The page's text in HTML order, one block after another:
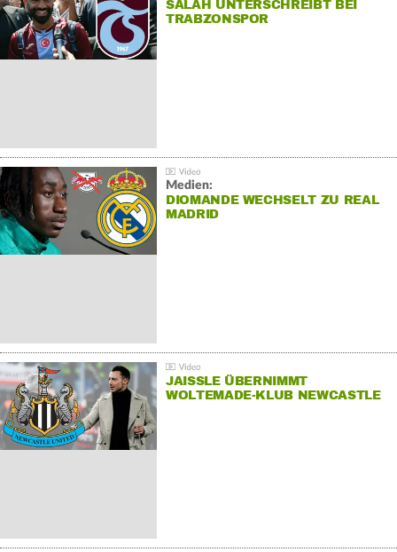
SALAH UNTERSCHREIBT BEI
TRABZONSPOR
Medien:
DIOMANDE WECHSELT ZU REAL
MADRID
JAISSLE ÜBERNIMMT
WOLTEMADE-KLUB NEWCASTLE